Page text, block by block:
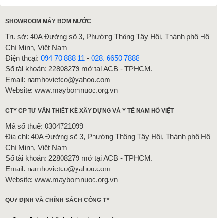
SHOWROOM MÁY BƠM NƯỚC
Trụ sở: 40A Đường số 3, Phường Thông Tây Hội, Thành phố Hồ
Chí Minh, Việt Nam
Điện thoại:094 70 888 11 -028. 6650 7888
Số tài khoản: 22808279 mở tại ACB - TPHCM.
Email: namhovietco@yahoo.com
Website: www.maybomnuoc.org.vn
CTY CP TƯ VẤN THIẾT KẾ XÂY DỰNG VÀ Y TẾ NAM HỒ VIỆT
Mã số thuế: 0304721099
Địa chỉ: 40A Đường số 3, Phường Thông Tây Hội, Thành phố Hồ
Chí Minh, Việt Nam
Số tài khoản: 22808279 mở tại ACB - TPHCM.
Email: namhovietco@yahoo.com
Website: www.maybomnuoc.org.vn
QUY ĐỊNH VÀ CHÍNH SÁCH CÔNG TY